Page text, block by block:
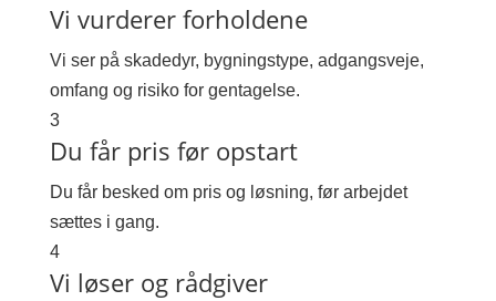
Vi vurderer forholdene
Vi ser på skadedyr, bygningstype, adgangsveje,
omfang og risiko for gentagelse.
3
Du får pris før opstart
Du får besked om pris og løsning, før arbejdet
sættes i gang.
4
Vi løser og rådgiver